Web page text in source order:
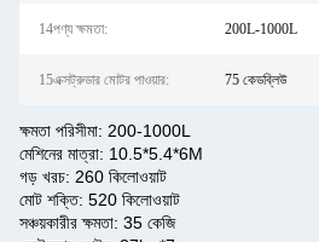
14পণ্য ক্ষমতা: 200L-1000L
15এক্সট্রুডার মোটর পাওয়ার: 75 কেডব্লিউ
ক্ষমতা পরিসীমা: 200-1000L
মেশিনের মাত্রা: 10.5*5.4*6M
গড় খরচ: 260 কিলোওয়াট
মোট শক্তি: 520 কিলোওয়াট
সঞ্চয়কারীর ক্ষমতা: 35 কেজি